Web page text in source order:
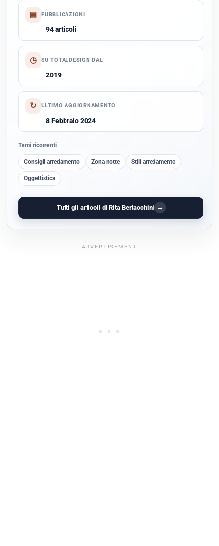
▤ PUBBLICAZIONI
94 articoli
◷ SU TOTALDESIGN DAL
2019
↻ ULTIMO AGGIORNAMENTO
8 Febbraio 2024
Temi ricorrenti
Consigli arredamento Zona notte Stili arredamento
Oggettistica
Tutti gli articoli di Rita Bertacchini →